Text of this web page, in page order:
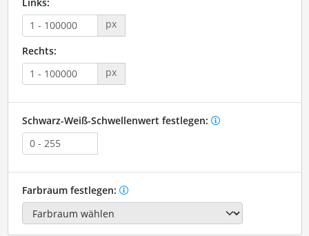
px
Rechts:
px
Schwarz-Weiß-Schwellenwert festlegen:
Farbraum festlegen: